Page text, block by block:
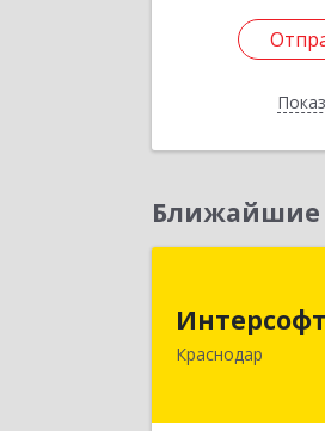
Ближайшие
Интерсофт
Краснодар
Краснодар г,